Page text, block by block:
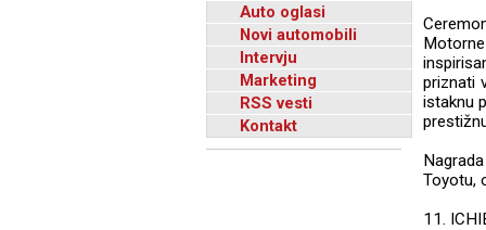
Auto oglasi
Novi automobili
Intervju
Marketing
RSS vesti
Kontakt
priznati
istaknu
Toyotu,
11.